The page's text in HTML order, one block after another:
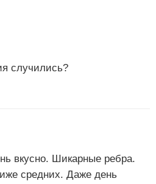
случились?
вкусно. Шикарные ребра.
средних. Даже день